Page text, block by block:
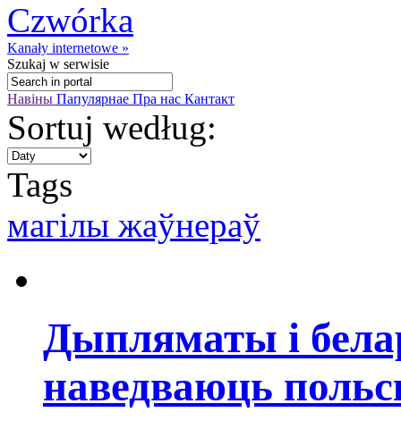
Kanały internetowe »
Szukaj w serwisie
Навіны Папулярнае Пра нас Кантакт
Sortuj według:
Tags
магілы жаўнераў
Дыпляматы і
наведваюць